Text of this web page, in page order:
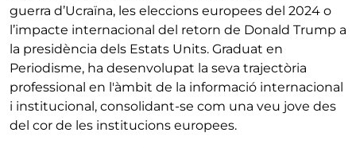
guerra d’Ucraïna, les eleccions europees del 2024 o
l’impacte internacional del retorn de Donald Trump a
la presidència dels Estats Units. Graduat en
Periodisme, ha desenvolupat la seva trajectòria
professional en l'àmbit de la informació internacional
i institucional, consolidant-se com una veu jove des
del cor de les institucions europees.